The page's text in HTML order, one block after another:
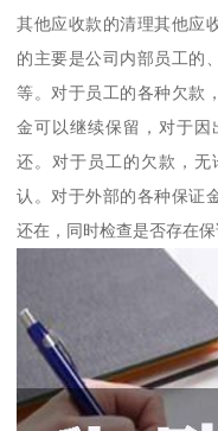
其他应收款的清理其他应
的主要是公司内部员工的
等。对于员工的各种欠款
金可以继续保留，对于
还。对于员工的欠款，
认。对于外部的各种保证
还在，同时检查是否存在